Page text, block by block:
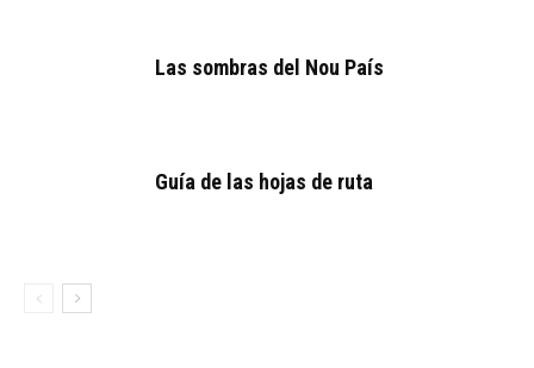
Las sombras del Nou País
Guía de las hojas de ruta